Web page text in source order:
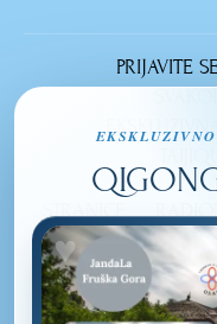
PRIJAVITE
STRANICE
NASLOVNA
O NAMA